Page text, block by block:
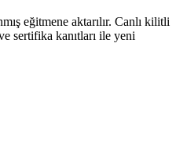
eğitmene aktarılır. Canlı kilitli
sertifika kanıtları ile yeni